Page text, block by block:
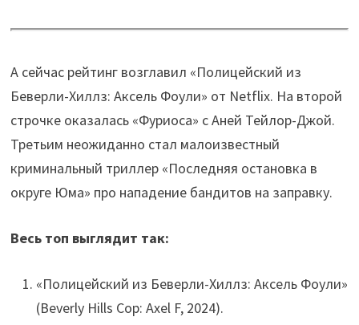
А сейчас рейтинг возглавил «Полицейский из
Беверли-Хиллз: Аксель Фоули» от Netflix. На второй
строчке оказалась «Фуриоса» с Аней Тейлор-Джой.
Третьим неожиданно стал малоизвестный
криминальный триллер «Последняя остановка в
округе Юма» про нападение бандитов на заправку.
Весь топ выглядит так:
«Полицейский из Беверли-Хиллз: Аксель Фоули»
(Beverly Hills Cop: Axel F, 2024).